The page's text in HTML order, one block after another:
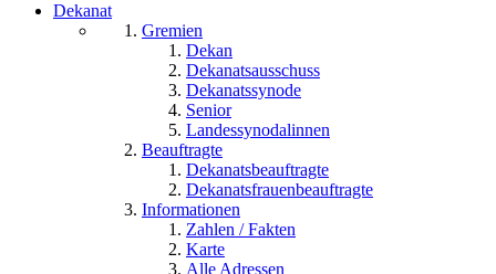
Dekanat
Gremien
Dekan
Dekanatsausschuss
Dekanatssynode
Senior
Landessynodalinnen
Beauftragte
Dekanatsbeauftragte
Dekanatsfrauenbeauftragte
Informationen
Zahlen / Fakten
Karte
Alle Adressen